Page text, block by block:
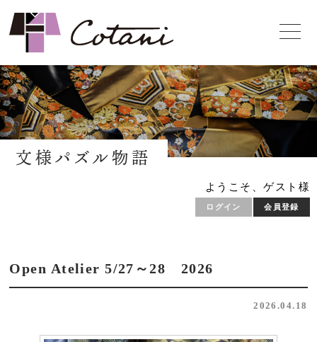
文様パズル物語
ようこそ、ゲスト様
ログイン 会員登録
Open Atelier 5/27～28 2026
2026.04.18